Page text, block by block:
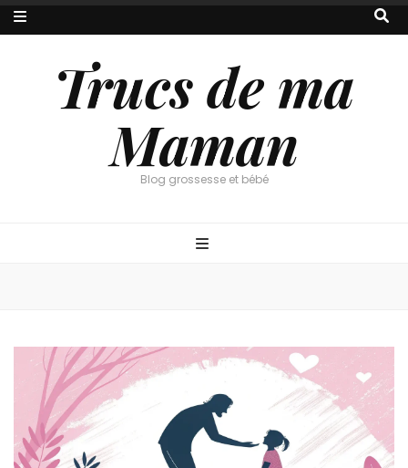
Trucs de ma
Maman
Blog grossesse et bébé